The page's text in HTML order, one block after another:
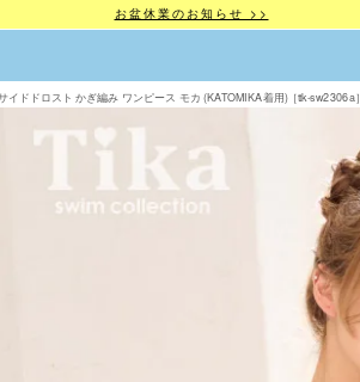
お盆休業のお知らせ >>
ドドロスト かぎ編み ワンピース モカ (KATOMIKA着用)［tk-sw2306a］